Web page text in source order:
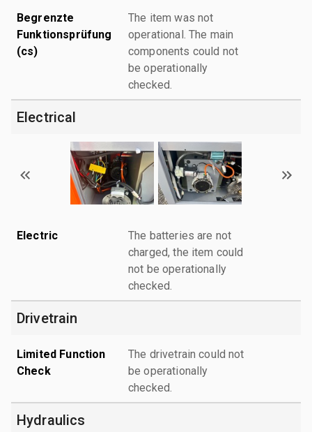
Begrenzte
Funktionsprüfung
(cs)
The item was not
operational. The main
components could not
be operationally
checked.
Electrical
Electric
The batteries are not
charged, the item could
not be operationally
checked.
Drivetrain
Limited Function
Check
The drivetrain could not
be operationally
checked.
Hydraulics